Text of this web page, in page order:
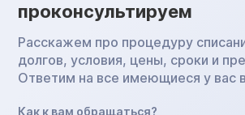
проконсультируем
Расскажем про процедуру
долгов, условия, цены, сроки и
Ответим на все имеющиеся у вас
Как к вам обращаться?